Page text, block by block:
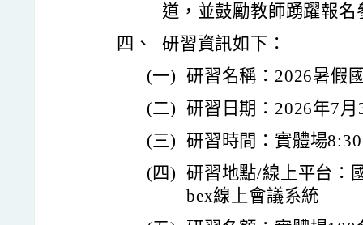
道，並鼓勵教師踴躍報
四、
研習資訊如下：
(一) 研習名稱：2026暑假
(二) 研習日期：2026年7
(三) 研習時間：實體場
(四) 研習地點/線上平台：
bex線上會議系統